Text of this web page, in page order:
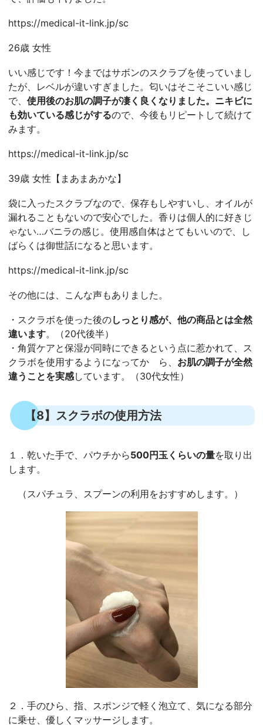
https://medical-it-link.jp/sc
26歳 女性
いい感じです！今まではサボンのスクラブを使っていまし
たが、レベルが違いすぎました。匂いはそこそこいい感じ
で、 使用後のお肌の調子が凄く良くなりました。ニキビに
も効いている感じがするので、今後もリピートして続けて
みます。
https://medical-it-link.jp/sc
39歳 女性【まあまあかな】
袋に入ったスクラブなので、保存もしやすいし、オイルが
漏れることもないので安心でした。香りは個人的に好きじ
ゃない…バニラの感じ。使用感自体はとてもいいので、し
ばらくは御世話になると思います。
https://medical-it-link.jp/sc
その他には、こんな声もありました。
・スクラボを使った後のしっとり感が、他の商品とは全然
違います。（20代後半）
・角質ケアと保湿が同時にできるという点に惹かれて、ス
クラボを使用するようになってか ら、 お肌の調子が全然
違うことを実感しています。（30代女性）
【8】スクラボの使用方法
１．乾いた手で、パウチから500円玉くらいの量を取り出
します。
（スパチュラ、スプーンの利用をおすすめします。）
２．手のひら、指、スポンジで軽く泡立て、気になる部分
に乗せ、優しくマッサージします。